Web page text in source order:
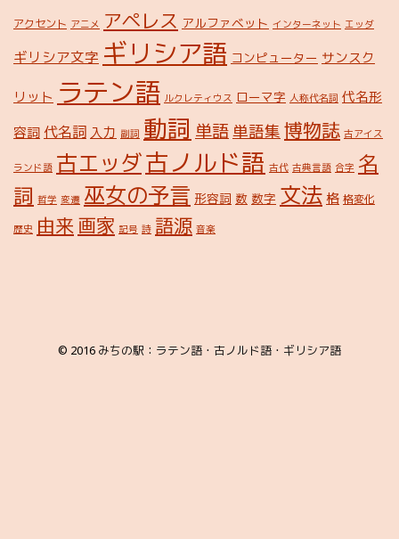
アクセント アニメ アペレス アルファベット インターネット エッダ
ギリシア文字 ギリシア語 コンピューター サンスク
リット ラテン語 ルクレティウス ローマ字 人称代名詞 代名形
容詞 代名詞 入力 副詞 動詞 単語単語集 博物誌 古アイス
ランド語 古エッダ古ノルド語 古代 古典言語 合字 名
詞 哲学 変遷 巫女の予言 形容詞 数 数字 文法 格 格変化
歴史 由来画家 記号 詩 語源 音楽
© 2016 みちの駅：ラテン語・古ノルド語・ギリシア語